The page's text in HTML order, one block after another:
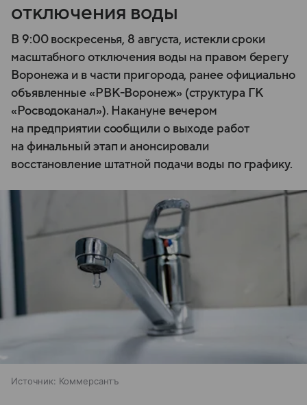
отключения воды
В 9:00 воскресенья, 8 августа, истекли сроки
масштабного отключения воды на правом берегу
Воронежа и в части пригорода, ранее официально
объявленные «РВК-Воронеж» (структура ГК
«Росводоканал»). Накануне вечером
на предприятии сообщили о выходе работ
на финальный этап и анонсировали
восстановление штатной подачи воды по графику.
Источник: Коммерсантъ